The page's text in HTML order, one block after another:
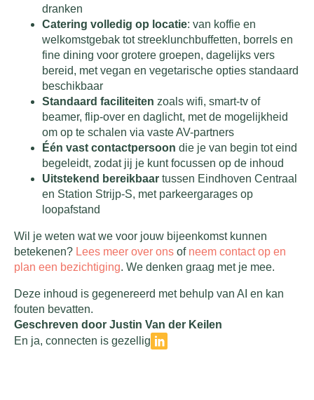
dranken
Catering volledig op locatie: van koffie en
welkomstgebak tot streeklunchbuffetten, borrels en
fine dining voor grotere groepen, dagelijks vers
bereid, met vegan en vegetarische opties standaard
beschikbaar
Standaard faciliteiten zoals wifi, smart-tv of
beamer, flip-over en daglicht, met de mogelijkheid
om op te schalen via vaste AV-partners
Één vast contactpersoon die je van begin tot eind
begeleidt, zodat jij je kunt focussen op de inhoud
Uitstekend bereikbaar tussen Eindhoven Centraal
en Station Strijp-S, met parkeergarages op
loopafstand
Wil je weten wat we voor jouw bijeenkomst kunnen
betekenen? Lees meer over ons of neem contact op en
plan een bezichtiging. We denken graag met je mee.
Deze inhoud is gegenereerd met behulp van AI en kan
fouten bevatten.
Geschreven door Justin Van der Keilen
En ja, connecten is gezellig